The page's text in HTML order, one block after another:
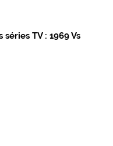
TV : 1969 Vs